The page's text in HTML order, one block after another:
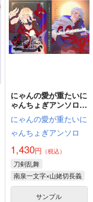
たかい
インターチェンジ
472 （税込）
南泉一文字×山姥切長義
サンプル
作品詳細
セール中 専売
715円（税込）
刀剣乱舞
南泉一文字
八丁念仏
カート
にゃんの愛が重たいに
ゃんちょぎアンソロジ
ー『猫のしっぽは口ほ
どに』
にゃんの愛が重たいに
ゃんちょぎアンソロ
1,430円 （税込）
刀剣乱舞
南泉一文字×山姥切長義
サンプル